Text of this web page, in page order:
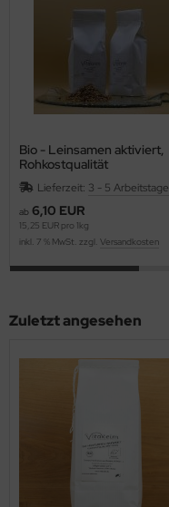
Bio - Leinsamen aktiviert,
Rohkostqualität
Lieferzeit: 3 - 5 Arbeitstage
ab 6,10 EUR
15,25 EUR pro 1kg
inkl. 7 % MwSt. zzgl. Versandkosten
Zuletzt angesehen